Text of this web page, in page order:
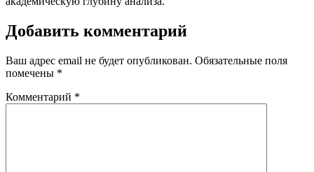
Добавить комментарий
Ваш адрес email не будет опубликован. Обязательные поля
помечены *
Комментарий *